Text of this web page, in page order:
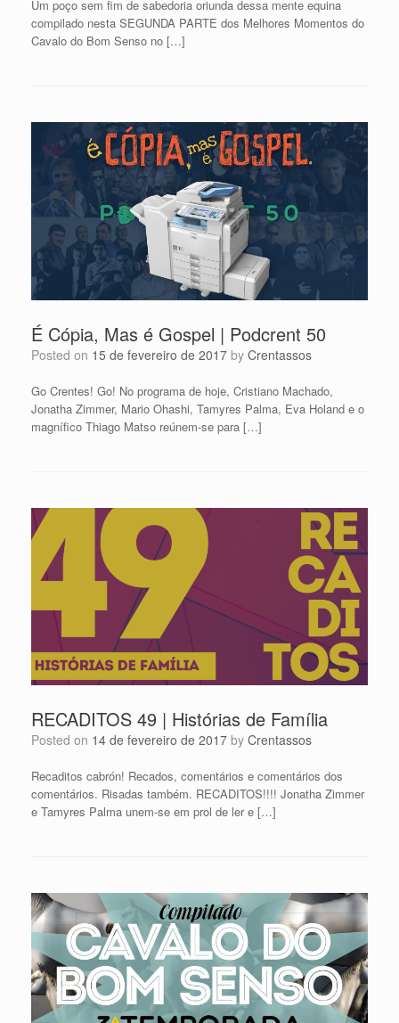
Um poço sem fim de sabedoria oriunda dessa mente equina
compilado nesta SEGUNDA PARTE dos Melhores Momentos do
Cavalo do Bom Senso no […]
É Cópia, Mas é Gospel | Podcrent 50
Posted on 15 de fevereiro de 2017 by Crentassos
Go Crentes! Go! No programa de hoje, Cristiano Machado,
Jonatha Zimmer, Mario Ohashi, Tamyres Palma, Eva Holand e o
magnífico Thiago Matso reúnem-se para […]
RECADITOS 49 | Histórias de Família
Posted on 14 de fevereiro de 2017 by Crentassos
Recaditos cabrón! Recados, comentários e comentários dos
comentários. Risadas também. RECADITOS!!!! Jonatha Zimmer
e Tamyres Palma unem-se em prol de ler e […]